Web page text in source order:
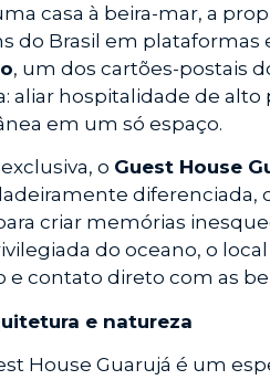
casa à beira-mar, a
do Brasil em plataformas
, um dos cartões-postais
aliar hospitalidade de alto
em um só espaço.
o Guest House
diferenciada,
criar memórias
do oceano, o
contato direto com as
e natureza
House Guarujá é um